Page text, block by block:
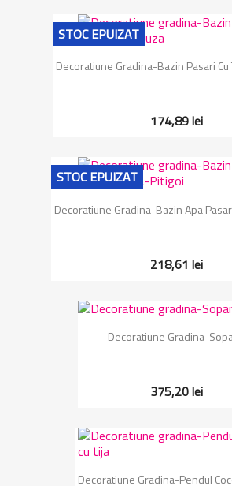
Decoratiune Gradina-Bazin Pasari
174,89 lei
STOC EPUIZAT
Decoratiune Gradina-Bazin Apa
218,61 lei
STOC EPUIZAT
Decoratiune Gradina-
375,20 lei
Decoratiune Gradina-Pendul